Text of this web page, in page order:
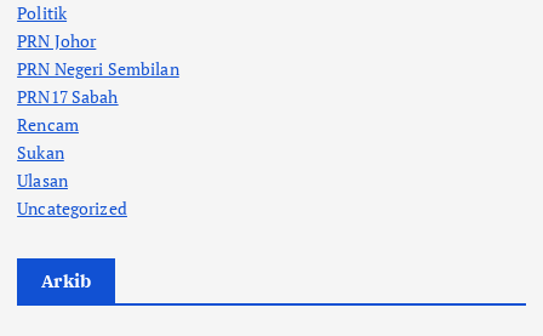
Politik
PRN Johor
PRN Negeri Sembilan
PRN17 Sabah
Rencam
Sukan
Ulasan
Uncategorized
Arkib